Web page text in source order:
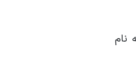
مسدودی به نام